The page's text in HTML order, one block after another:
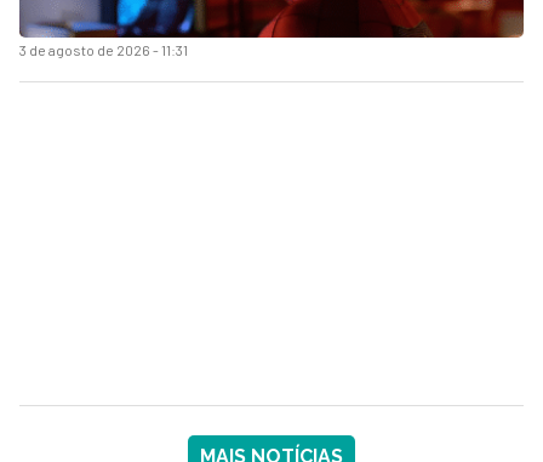
3 de agosto de 2026 - 11:31
MAIS NOTÍCIAS